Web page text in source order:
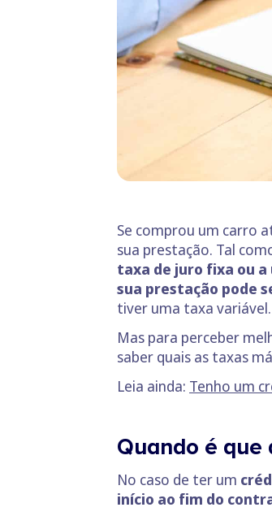
Se comprou um carro
sua prestação. Tal
taxa de juro fixa ou
sua prestação pode
tiver uma taxa variável.
Mas para perceber
saber quais as taxas
Leia ainda: Tenho um
Quando é
No caso de ter um
início ao fim do